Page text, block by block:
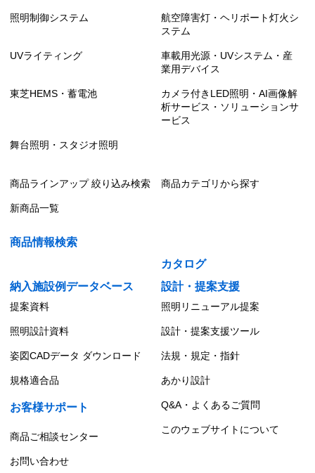
照明制御システム
航空障害灯・ヘリポート灯火シ
ステム
UVライティング
車載用光源・UVシステム・産
業用デバイス
東芝HEMS・蓄電池
カメラ付きLED照明・AI画像解
析サービス・ソリューションサ
ービス
舞台照明・スタジオ照明
商品ラインアップ 絞り込み検索 商品カテゴリから探す
新商品一覧
商品情報検索
カタログ
納入施設例データベース
設計・提案支援
提案資料 照明リニューアル提案
照明設計資料 設計・提案支援ツール
姿図CADデータ ダウンロード 法規・規定・指針
規格適合品 あかり設計
お客様サポート Q&A・よくあるご質問
商品ご相談センター
このウェブサイトについて
お問い合わせ